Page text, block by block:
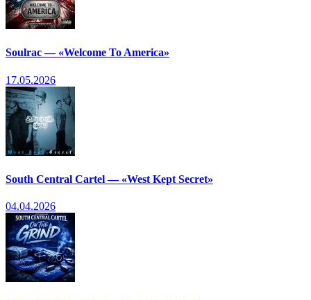
Soulrac — «Welcome To America»
17.05.2026
South Central Cartel — «West Kept Secret»
04.04.2026